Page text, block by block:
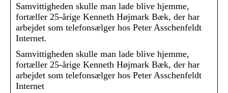
Samvittigheden skulle man lade blive hjemme,
fortæller 25-årige Kenneth Højmark Bæk, der har
arbejdet som telefonsælger hos Peter Asschenfeldt
Internet.
Samvittigheden skulle man lade blive hjemme,
fortæller 25-årige Kenneth Højmark Bæk, der har
arbejdet som telefonsælger hos Peter Asschenfeldt
Internet